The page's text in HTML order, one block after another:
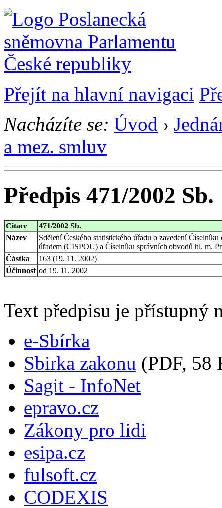
Přejít na hlavní navigaci
Nacházíte se: Úvod ›
a mez. smluv
Předpis 471/2002 Sb.
Citace
471/2002 Sb.
Název
Sdělení Českého statistického úřadu o zavedení
úřadem (CISPOU) a Číselníku správních obvodů hl. m.
Částka
163 (19. 11. 2002)
Účinnost od 19. 11. 2002
Text předpisu je přístupný
e-Sbírka
Sbirka zakonu (PDF, 58
Sagit - InfoNet
epravo.cz
Zákony pro lidi
esipa.cz
fulsoft.cz
CODEXIS